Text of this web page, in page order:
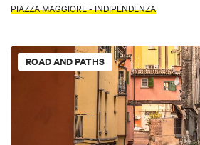
PIAZZA MAGGIORE - INDIPENDENZA
ROAD AND PATHS